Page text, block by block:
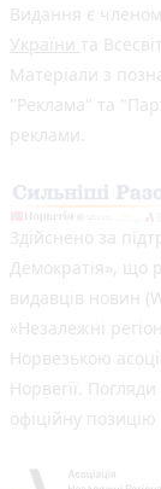
Видання є членом
України та
Матеріали з
"Реклама" та
реклами.
Здійснено за
Демократія», що
видавців новин
«Незалежні
Норвезькою
Норвегії.
офіційну